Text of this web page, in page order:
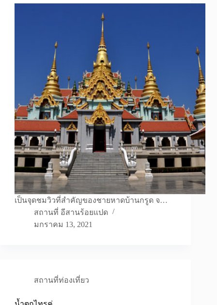
เป็นจุดชมวิวที่สำคัญของชายหาดบ้านกรูด จ…
สถานที่ อีสานร้อยแปด
มกราคม 13, 2021
สถานที่ท่องเที่ยว